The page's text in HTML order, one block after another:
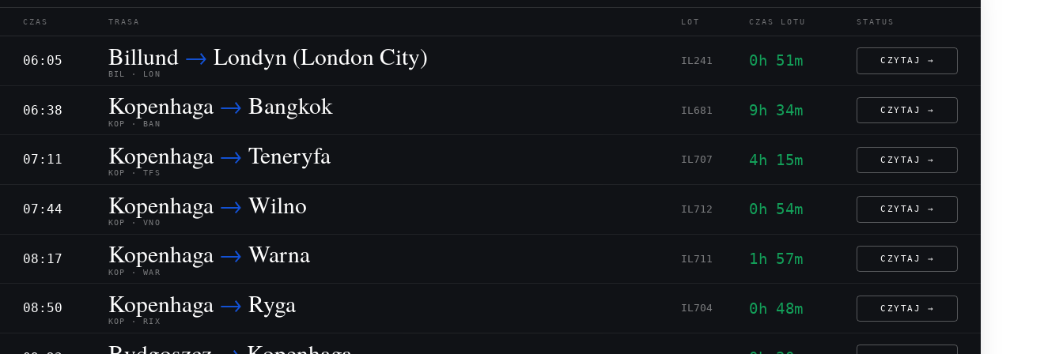
CZAS TRASA LOT CZAS LOTU STATUS
06:05 Billund → Londyn (London City)
BIL · LON
IL241 0h 51m CZYTAJ →
06:38 Kopenhaga → Bangkok
KOP · BAN
IL681 9h 34m CZYTAJ →
07:11 Kopenhaga → Teneryfa
KOP · TFS
IL707 4h 15m CZYTAJ →
07:44 Kopenhaga → Wilno
KOP · VNO
IL712 0h 54m CZYTAJ →
08:17 Kopenhaga → Warna
KOP · WAR
IL711 1h 57m CZYTAJ →
08:50 Kopenhaga → Ryga
KOP · RIX
IL704 0h 48m CZYTAJ →